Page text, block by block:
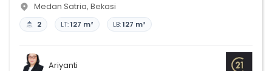
Medan Satria, Bekasi
2 LT:127 m² LB:127 m²
Ariyanti